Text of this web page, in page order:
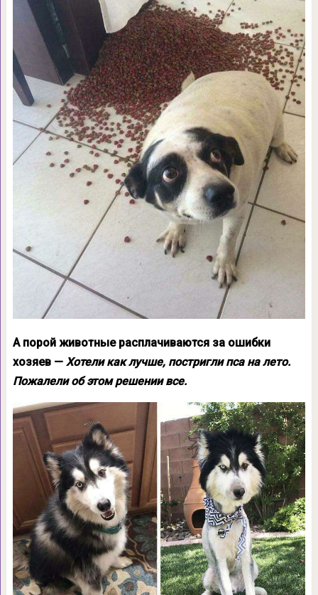
А порой животные расплачиваются за ошибки
хозяев — Хотели как лучше, постригли пса на лето.
Пожалели об этом решении все.